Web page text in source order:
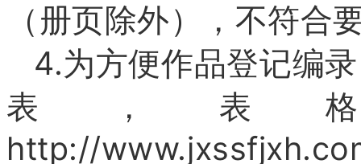
（册页除外），不符合
4.为方便作品登记编
表，表
http://